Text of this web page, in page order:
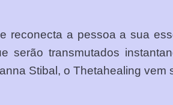
reconecta a pessoa a sua
serão transmutados
Stibal, o Thetahealing